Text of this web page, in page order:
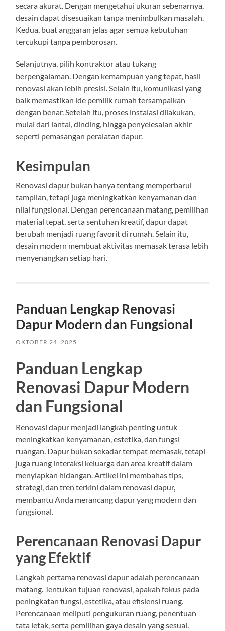
secara akurat. Dengan mengetahui ukuran sebenarnya,
desain dapat disesuaikan tanpa menimbulkan masalah.
Kedua, buat anggaran jelas agar semua kebutuhan
tercukupi tanpa pemborosan.
Selanjutnya, pilih kontraktor atau tukang
berpengalaman. Dengan kemampuan yang tepat, hasil
renovasi akan lebih presisi. Selain itu, komunikasi yang
baik memastikan ide pemilik rumah tersampaikan
dengan benar. Setelah itu, proses instalasi dilakukan,
mulai dari lantai, dinding, hingga penyelesaian akhir
seperti pemasangan peralatan dapur.
Kesimpulan
Renovasi dapur bukan hanya tentang memperbarui
tampilan, tetapi juga meningkatkan kenyamanan dan
nilai fungsional. Dengan perencanaan matang, pemilihan
material tepat, serta sentuhan kreatif, dapur dapat
berubah menjadi ruang favorit di rumah. Selain itu,
desain modern membuat aktivitas memasak terasa lebih
menyenangkan setiap hari.
Panduan Lengkap Renovasi
Dapur Modern dan Fungsional
OKTOBER 24, 2025
Panduan Lengkap
Renovasi Dapur Modern
dan Fungsional
Renovasi dapur menjadi langkah penting untuk
meningkatkan kenyamanan, estetika, dan fungsi
ruangan. Dapur bukan sekadar tempat memasak, tetapi
juga ruang interaksi keluarga dan area kreatif dalam
menyiapkan hidangan. Artikel ini membahas tips,
strategi, dan tren terkini dalam renovasi dapur,
membantu Anda merancang dapur yang modern dan
fungsional.
Perencanaan Renovasi Dapur
yang Efektif
Langkah pertama renovasi dapur adalah perencanaan
matang. Tentukan tujuan renovasi, apakah fokus pada
peningkatan fungsi, estetika, atau efisiensi ruang.
Perencanaan meliputi pengukuran ruang, penentuan
tata letak, serta pemilihan gaya desain yang sesuai.